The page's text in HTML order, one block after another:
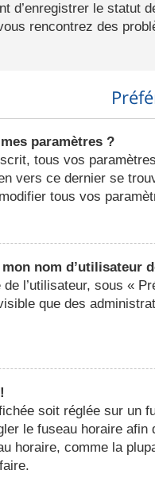
d’enregistrer le statut
rencontrez des
paramètres ?
tous vos
vers ce dernier se
tous vos
nom d’utilisateur
l’utilisateur, sous «
que des
soit réglée sur
le fuseau horaire
horaire, comme la